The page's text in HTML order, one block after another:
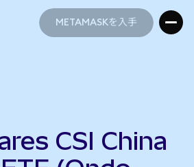
METAMASKを入手
CSI China